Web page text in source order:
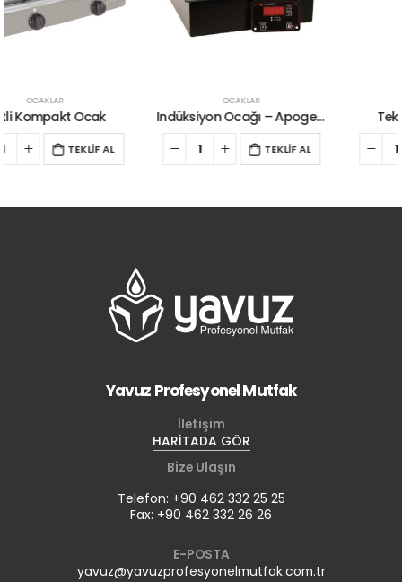
Indüksiyon Ocağı – Apogee Model
TEKLİF AL
Tekli Kompakt Ocak
TEKLİF AL
Yavuz Profesyonel Mutfak
İletişim
HARİTADA GÖR
Bize Ulaşın
Telefon: +90 462 332 25 25
Fax: +90 462 332 26 26
E-POSTA
yavuz@yavuzprofesyonelmutfak.com.tr